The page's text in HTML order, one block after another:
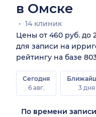
в Омске
14 клиник
Цены от 460 руб. до
для записи на
рейтингу на базе
Сегодня
6 авг.
3 дня